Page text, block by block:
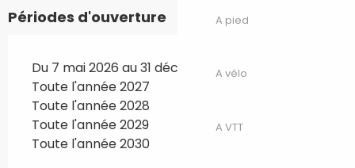
A pied
A vélo
A VTT
Périodes d'ouverture
Du 7 mai 2026 au 31 décembre 2026
Toute l'année 2027
Toute l'année 2028
Toute l'année 2029
Toute l'année 2030